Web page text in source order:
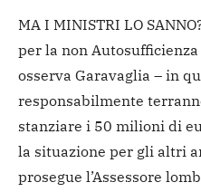
MA I MINISTRI LO
per la non
osserva Garavaglia – in
responsabilmente
stanziare i 50 milioni di
la situazione per gli altri
prosegue l’Assessore